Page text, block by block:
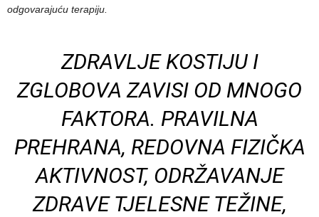
odgovarajuću terapiju.
ZDRAVLJE KOSTIJU I
ZGLOBOVA ZAVISI OD MNOGO
FAKTORA. PRAVILNA
PREHRANA, REDOVNA FIZIČKA
AKTIVNOST, ODRŽAVANJE
ZDRAVE TJELESNE TEŽINE,